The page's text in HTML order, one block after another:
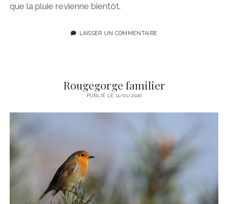
que la pluie revienne bientôt.
LAISSER UN COMMENTAIRE
Rougegorge familier
PUBLIÉ LE 11/01/2020